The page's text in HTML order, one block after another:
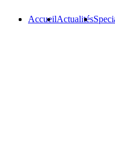
AccueilActualités